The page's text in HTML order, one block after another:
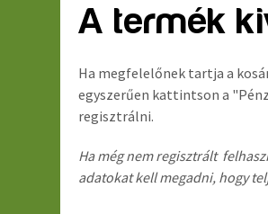
A termék
Ha megfelelőnek tartja a
egyszerűen kattintson a
regisztrálni.
Ha még nem regisztrált
adatokat kell megadni, hogy